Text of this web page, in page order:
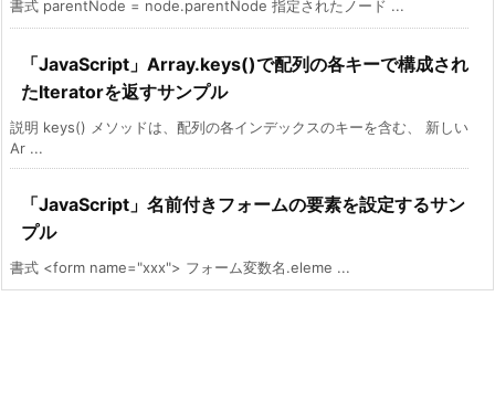
書式 parentNode = node.parentNode 指定されたノード ...
「JavaScript」Array.keys()で配列の各キーで構成され
たIteratorを返すサンプル
説明 keys() メソッドは、配列の各インデックスのキーを含む、 新しい
Ar ...
「JavaScript」名前付きフォームの要素を設定するサン
プル
書式 <form name="xxx"> フォーム変数名.eleme ...